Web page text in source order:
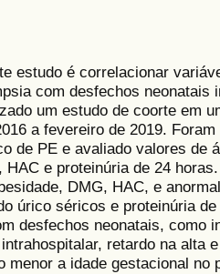
estudo é correlacionar
com desfechos neonatais
um estudo de coorte em
a fevereiro de 2019.
de PE e avaliado valores de
HAC e proteinúria de 24
DMG, HAC, e
úrico séricos e proteinúria
desfechos neonatais, como
retardo na alta
menor a idade gestacional no